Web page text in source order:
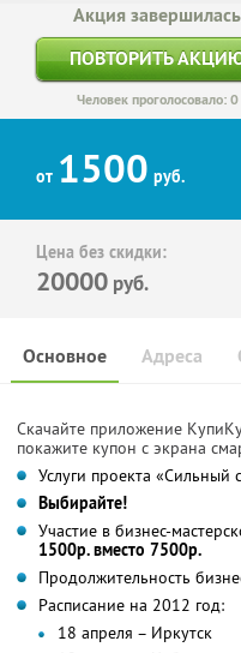
Акция завершилась
ПОВТОРИТЬ
Человек проголосовало: 0
от 1500 руб.
Цена без скидки:
20000 руб.
Основное Адреса
Скачайте приложение
покажите купон с экрана
Услуги проекта «Сильный
Выбирайте!
Участие в бизнес-
1500р. вместо 7500р.
Продолжительность
Расписание на 2012 год:
18 апреля – Иркутск